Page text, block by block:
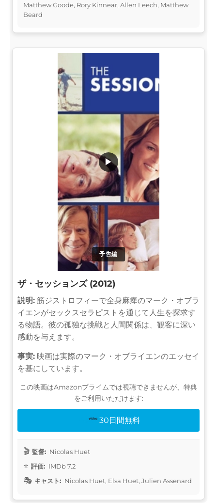
Matthew Goode, Rory Kinnear, Allen Leech, Matthew
Beard
予告編
▶
ザ・セッションズ (2012)
説明: 筋ジストロフィーで全身麻痺のマーク・オブラ
イエンがセックスセラピストを通じて人生を探求す
る物語。彼の孤独な挑戦と人間関係は、観客に深い
感動を与えます。
事実: 映画は実際のマーク・オブライエンのエッセイ
を基にしています。
この映画はAmazonプライムでは視聴できませんが、特典
をご利用いただけます:
30日間無料
監督: Nicolas Huet
評価: IMDb 7.2
キャスト: Nicolas Huet, Elsa Huet, Julien Assenard